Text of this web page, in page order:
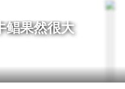
鲳果然很大